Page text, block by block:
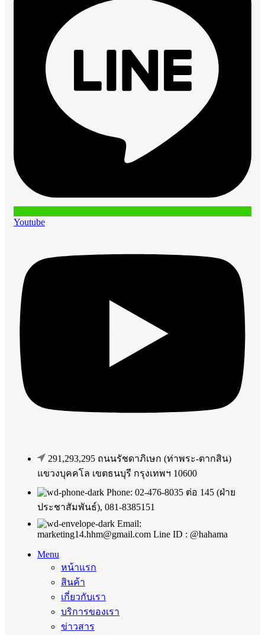
Youtube
291,293,295 ถนนรัชดาภิเษก (ท่าพระ-ตากสิน)
แขวงบุคคโล เขตธนบุรี กรุงเทพฯ 10600
Phone: 02-476-8035 ต่อ 145 (ฝ่าย
ประชาสัมพันธ์), 081-8385151
Email:
marketing14.hhm@gmail.com Line ID : @hahama
Menu
หน้าแรก
สินค้า
เกี่ยวกับเรา
บริการของเรา
ข่าวสาร